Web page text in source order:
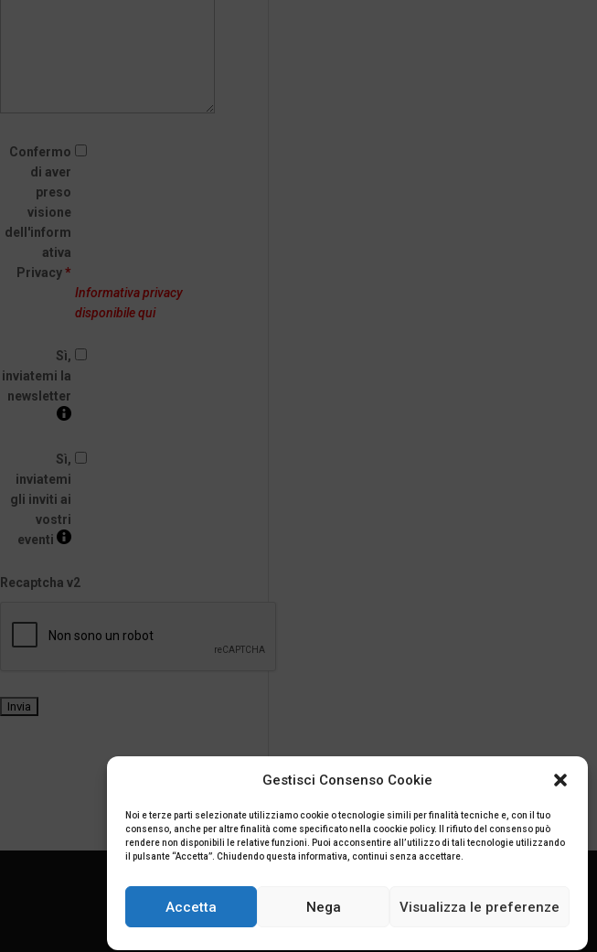
Gestisci Consenso Cookie
Noi e terze parti selezionate utilizziamo cookie o tecnologie simili per finalità tecniche e, con il tuo
consenso, anche per altre finalità come specificato nella coockie policy. Il rifiuto del consenso può
rendere non disponibili le relative funzioni. Puoi acconsentire all’utilizzo di tali tecnologie utilizzando
il pulsante “Accetta”. Chiudendo questa informativa, continui senza accettare.
Accetta Nega Visualizza le preferenze
Confermo
di aver
preso
visione
dell'inform
ativa
Privacy*
Informativa privacy
disponibile qui
Sì,
inviatemi la
newsletter
Sì,
inviatemi
gli inviti ai
vostri
eventi
Recaptcha v2